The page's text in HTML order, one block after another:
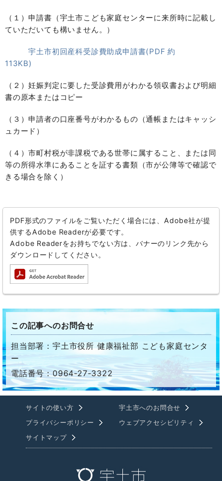
（１）申請書（宇土市こども家庭センターに来所時に記載し
ていただいても構いません。）
宇土市初回産科受診費助成申請書(PDF 約
113KB)
（２）妊娠判定に要した受診費用がわかる領収書および明細
書の原本またはコピー
（３）申請者の口座番号がわかるもの（通帳またはキャッシ
ュカード）
（４）市町村税が非課税である世帯に属すること、または同
等の所得水準にあることを証する書類（市が公簿等で確認で
きる場合を除く）
PDF形式のファイルをご覧いただく場合には、Adobe社が提
供するAdobe Readerが必要です。
Adobe Readerをお持ちでない方は、バナーのリンク先から
ダウンロードしてください。
この記事へのお問合せ
担当部署：宇土市役所 健康福祉部 こども家庭センタ
ー
電話番号：0964-27-3322
サイトの使い方
宇土市へのお問合せ
プライバシーポリシー
ウェブアクセシビリティ
サイトマップ